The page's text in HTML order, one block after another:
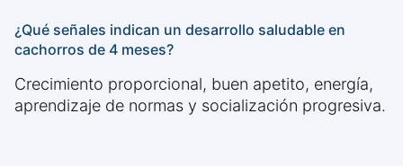
¿Qué señales indican un desarrollo saludable en
cachorros de 4 meses?
Crecimiento proporcional, buen apetito, energía,
aprendizaje de normas y socialización progresiva.